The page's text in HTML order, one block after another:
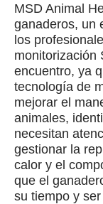
MSD Animal
ganaderos, un
los
monitorización
encuentro, ya
tecnología de
mejorar el
animales,
necesitan
gestionar la
calor y el
que el
su tiempo y